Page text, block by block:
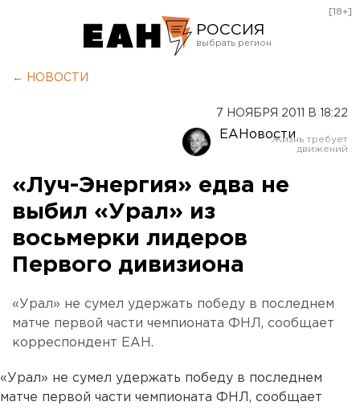
РОССИЯ
Оренбург
[18+]
← НОВОСТИ
7 НОЯБРЯ 2011 В 18:22
ЕАНовости
«Луч-Энергия» едва не
выбил «Урал» из
восьмерки лидеров
Первого дивизиона
«Урал» не сумел удержать победу в последнем
матче первой части чемпионата ФНЛ, сообщает
корреспондент ЕАН.
«Урал» не сумел удержать победу в последнем
матче первой части чемпионата ФНЛ, сообщает